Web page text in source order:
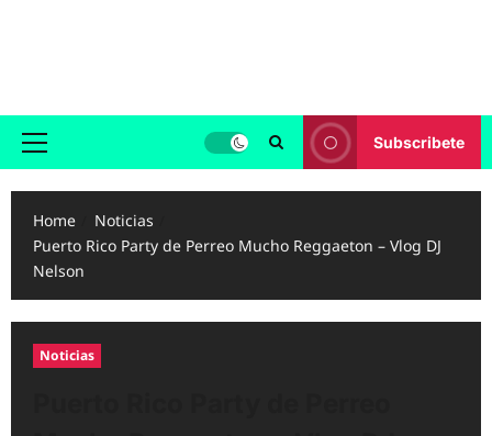
Primary
Subscribete
Home
Noticias
Puerto Rico Party de Perreo Mucho Reggaeton – Vlog DJ
Nelson
Noticias